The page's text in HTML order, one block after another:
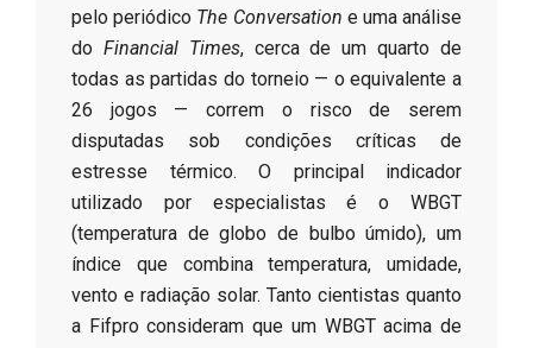
pelo periódico The Conversation e uma análise
do Financial Times, cerca de um quarto de
todas as partidas do torneio — o equivalente a
26 jogos — correm o risco de serem
disputadas sob condições críticas de
estresse térmico. O principal indicador
utilizado por especialistas é o WBGT
(temperatura de globo de bulbo úmido), um
índice que combina temperatura, umidade,
vento e radiação solar. Tanto cientistas quanto
a Fifpro consideram que um WBGT acima de